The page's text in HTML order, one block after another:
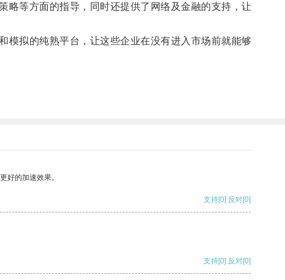
等方面的指导，同时还提供了网络及金融的支持，让
拟的纯熟平台，让这些企业在没有进入市场前就能够
好的加速效果。
支持[0] 反对[0]
支持[0] 反对[0]